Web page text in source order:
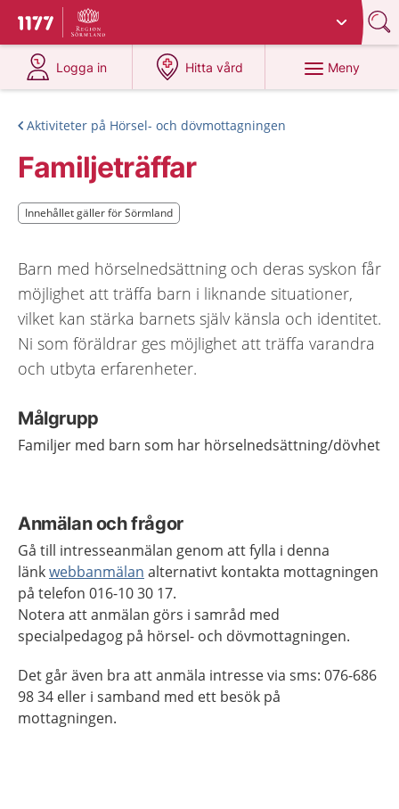
Till startsidan för 1177
Du har valt region
Logga in
på 1177.se
Hitta vård
på 1177.se
Meny
Aktiviteter på Hörsel- och dövmottagningen
Familjeträffar
Innehållet gäller för Sörmland
Innehållet gäller för Sörmland
Barn med hörselnedsättning och deras syskon får
möjlighet att träffa barn i liknande situationer,
vilket kan stärka barnets själv känsla och identitet.
Ni som föräldrar ges möjlighet att träffa varandra
och utbyta erfarenheter.
Målgrupp
Familjer med barn som har hörselnedsättning/dövhet
Anmälan och frågor
Gå till intresseanmälan genom att fylla i denna
länkwebbanmälan alternativt kontakta mottagningen
på telefon 016-10 30 17.
Notera att anmälan görs i samråd med
specialpedagog på hörsel- och dövmottagningen.
Det går även bra att anmäla intresse via sms: 076-686
98 34 eller i samband med ett besök på
mottagningen.